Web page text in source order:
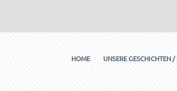
HOME UNSERE GESCHICHTEN /